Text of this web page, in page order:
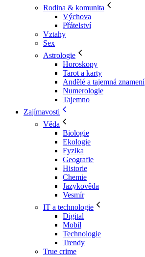
Rodina & komunita
Výchova
Přátelství
Vztahy
Sex
Astrologie
Horoskopy
Tarot a karty
Andělé a tajemná znamení
Numerologie
Tajemno
Zajímavosti
Věda
Biologie
Ekologie
Fyzika
Geografie
Historie
Chemie
Jazykověda
Vesmír
IT a technologie
Digital
Mobil
Technologie
Trendy
True crime